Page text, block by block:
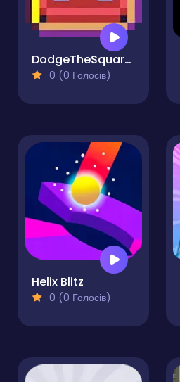
DodgeTheSquares
0 (0 Голосів)
Helix Blitz
0 (0 Голосів)